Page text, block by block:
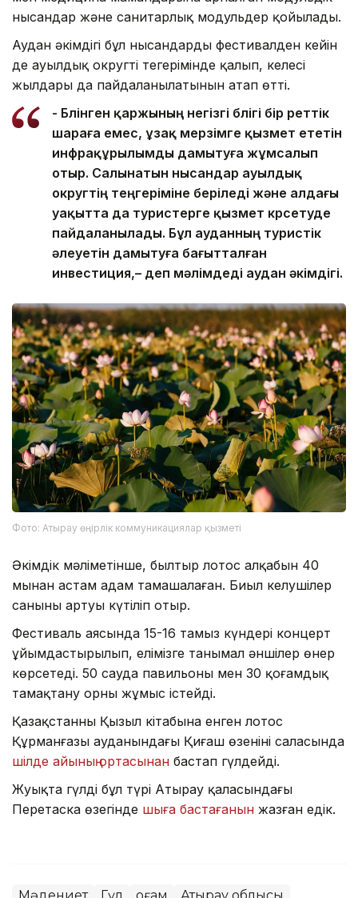
нысандар және санитарлық модульдер қойылады.
Аудан әкімдігі бұл нысандардың фестивалден кейін
де ауылдық округтің теңгерімінде қалып, келесі
жылдары да пайдаланылатынын атап өтті.
- Бөлінген қаржының негізгі бөлігі бір реттік
шараға емес, ұзақ мерзімге қызмет ететін
инфрақұрылымды дамытуға жұмсалып
отыр. Салынатын нысандар ауылдық
округтің теңгеріміне беріледі және алдағы
уақытта да туристерге қызмет көрсетуде
пайдаланылады. Бұл ауданның туристік
әлеуетін дамытуға бағытталған
инвестиция,– деп мәлімдеді аудан әкімдігі.
Фото: Атырау өңірлік коммуникациялар қызметі
Әкімдік мәліметінше, былтыр лотос алқабын 40
мыңнан астам адам тамашалаған. Биыл келушілер
санының артуы күтіліп отыр.
Фестиваль аясында 15-16 тамыз күндері концерт
ұйымдастырылып, елімізге танымал әншілер өнер
көрсетеді. 50 сауда павильоны мен 30 қоғамдық
тамақтану орны жұмыс істейді.
Қазақстанның Қызыл кітабына енген лотос
Құрманғазы ауданындағы Қиғаш өзенінің саласында
шілде айының ортасынан бастап гүлдейді.
Жуықта гүлдің бұл түрі Атырау қаласындағы
Перетаска өзегінде шыға бастағанын жазған едік.